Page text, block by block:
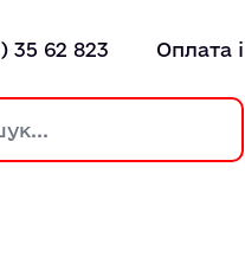
35 62 823 Оплата